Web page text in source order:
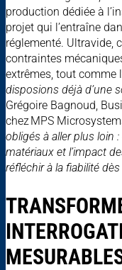
production dédiée à
projet qui l’entraîne
réglementé. Ultravide,
contraintes
extrêmes, tout comme
disposions déjà d’une
Grégoire Bagnoud,
chez MPS
obligés à aller plus loin
matériaux et l’impact
réfléchir à la fiabilité